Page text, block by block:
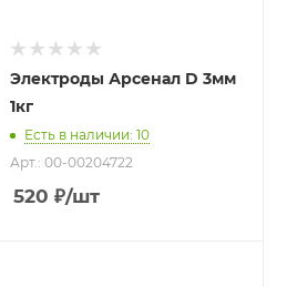
Электроды Арсенал D 3мм
1кг
Есть в наличии: 10
Арт.: 00-00204722
520 ₽/шт